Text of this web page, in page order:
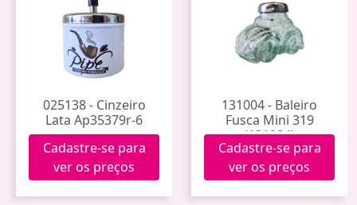
025138 - Cinzeiro
Lata Ap35379r-6
Cadastre-se para
ver os preços
131004 - Baleiro
Fusca Mini 319
(131004)
Cadastre-se para
ver os preços